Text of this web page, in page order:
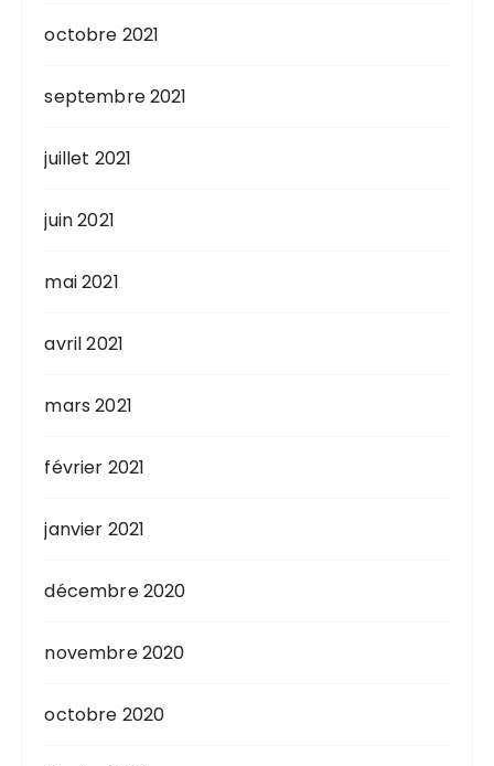
octobre 2021
septembre 2021
juillet 2021
juin 2021
mai 2021
avril 2021
mars 2021
février 2021
janvier 2021
décembre 2020
novembre 2020
octobre 2020